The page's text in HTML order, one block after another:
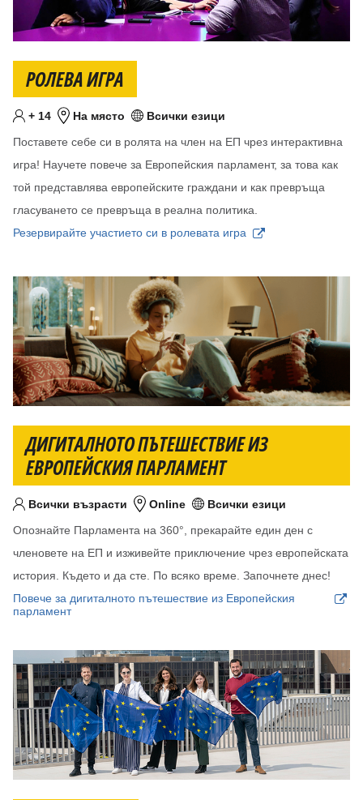
РОЛЕВА ИГРА
Целева възраст
Минимум
+ 14години
Местоположение
На място Език/езици
Всички езици
Поставете себе си в ролята на член на ЕП чрез интерактивна
игра! Научете повече за Европейския парламент, за това как
той представлява европейските граждани и как превръща
гласуването се превръща в реална политика.
Резервирайте участието си в ролевата игра
ДИГИТАЛНОТО ПЪТЕШЕСТВИЕ ИЗ
ЕВРОПЕЙСКИЯ ПАРЛАМЕНТ
Целева възраст
Всички възрасти Местоположение
Online Език/езици
Всички езици
Опознайте Парламента на 360°, прекарайте един ден с
членовете на ЕП и изживейте приключение чрез европейската
история. Където и да сте. По всяко време. Започнете днес!
Повече за дигиталното пътешествие из Европейския
парламент